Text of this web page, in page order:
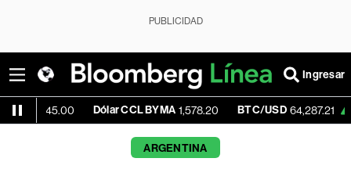
PUBLICIDAD
Ingresar
Dólar CCL BYMA 1,578.20 BTC/USD 64,287.21 +0.86%
ARGENTINA